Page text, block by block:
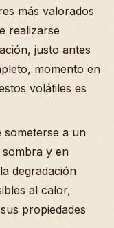
más valorados
realizarse
justo antes
momento en
volátiles es
someterse a un
y en
degradación
al calor,
propiedades